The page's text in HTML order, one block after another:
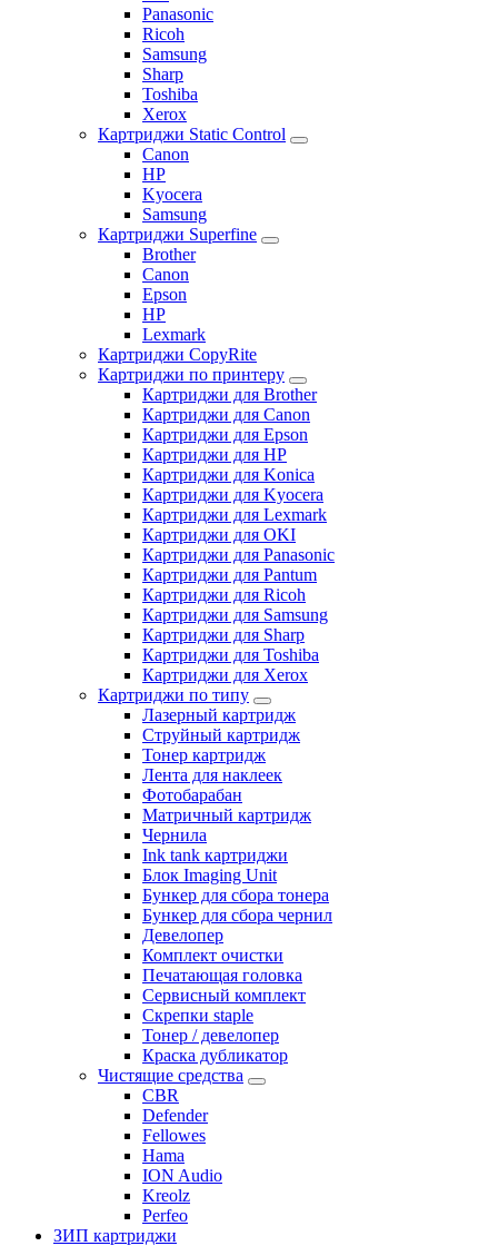
Panasonic
Ricoh
Samsung
Sharp
Toshiba
Xerox
Картриджи Static Control
Canon
HP
Kyocera
Samsung
Картриджи Superfine
Brother
Canon
Epson
HP
Lexmark
Картриджи CopyRite
Картриджи по принтеру
Картриджи для Brother
Картриджи для Canon
Картриджи для Epson
Картриджи для HP
Картриджи для Konica
Картриджи для Kyocera
Картриджи для Lexmark
Картриджи для OKI
Картриджи для Panasonic
Картриджи для Pantum
Картриджи для Ricoh
Картриджи для Samsung
Картриджи для Sharp
Картриджи для Toshiba
Картриджи для Xerox
Картриджи по типу
Лазерный картридж
Струйный картридж
Тонер картридж
Лента для наклеек
Фотобарабан
Матричный картридж
Чернила
Ink tank картриджи
Блок Imaging Unit
Бункер для сбора тонера
Бункер для сбора чернил
Девелопер
Комплект очистки
Печатающая головка
Сервисный комплект
Скрепки staple
Тонер / девелопер
Краска дубликатор
Чистящие средства
CBR
Defender
Fellowes
Hama
ION Audio
Kreolz
Perfeo
ЗИП картриджи